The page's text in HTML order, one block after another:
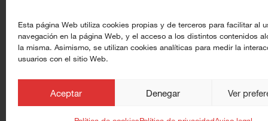
Esta página Web utiliza cookies propias y de terceros para facilitar al
navegación en la página Web, y el acceso a los distintos contenidos
la misma. Asimismo, se utilizan cookies analíticas para medir la
usuarios con el sitio Web.
Aceptar Denegar Ver
Calle de Rey Pastor 17, 28914 Leganés (Madrid)
+34 91 633 44 50
aghasaturis.com
at.com.es
Datoproducto